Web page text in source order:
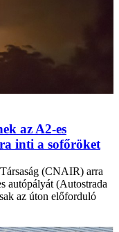
az A2-es
inti a sofőröket
(CNAIR) arra
autópályát (Autostrada
az úton előforduló